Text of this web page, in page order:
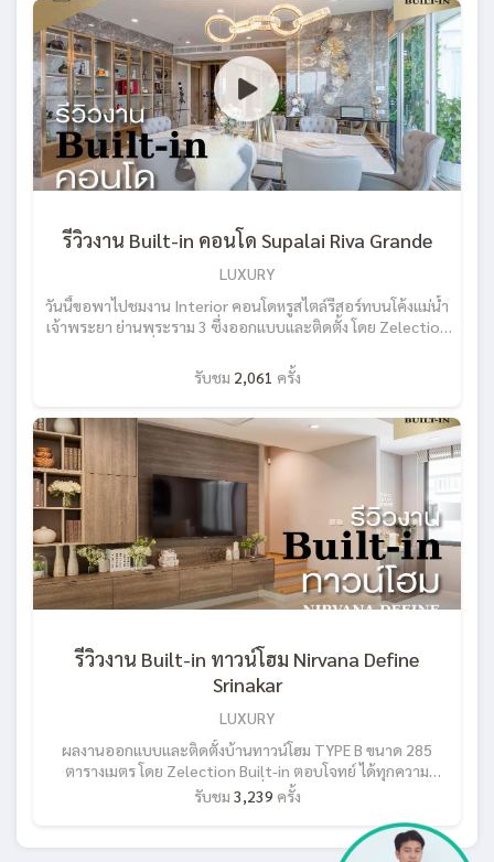
เดรสชุดยาว ตู้เก็บของ, ราวแขวนเสื้อ, ลิ้นชัก, ถาดใส่เครื่องประดับ,
ตู้เก็บรองเท้าและกระเป๋า ซึ่งคุณสามารถเลือกออกแบบให้เหมาะกับ
การใช้งานของคุณได้เป็นอย่างดี Zelection Built-in เป็นแบรนด์
"เฟอร์นิเจอร์ Built-in" นวัตกรรมดีไซน์ล่าสุด พร้อมดูแลงานบิลท์
อินสำหรับทุกห้องสวยของคุณให้เสร็จเร็วทันใจ (เร็วกว่าครึ่งเมื่อ
เทียบกับการทำงานบิลท์อินรูปแบบเดิมๆ) หน้างานสะอาดหมด
ปัญหาฝุ่น และได้งานบิลท์อินสวยโดดเด่นกว่าใคร ด้วยวัสดุนำเข้า
จากต่างประเทศ ถ้าคิดจะแต่งบ้านหรือกำลังหาช่างทำบิลท์อินแบบ
มืออาชีพอยู่ล่ะก็ โทร 088-554-0725 หรือแวะไป Zelection
subscribe ช่องยูทูปของ Zelection Built-in จะได้ไม่พลาดกับ
https://youtube.com/channel/UCfqMi5_A2L2IdAVpZFfbcXA
รีวิวงาน Built-in คอนโด Supalai Riva Grande
LUXURY
วันนี้ขอพาไปชมงาน Interior คอนโดหรูสไตล์รีสอร์ทบนโค้งแม่น้ำ
เจ้าพระยา ย่านพระราม 3 ซึ่งออกแบบและติดตั้ง โดย Zelection
Modern Luxury รับรองจะได้ไอเดียดีๆ กลับไปแน่นอนครับ คอน
โดแห่งนี้ตกแต่งในสไตล์ Modern Luxury จากความชื่นชอบของ
เข้าไปออกแบบและติดตั้ง โดยเน้นวัสดุที่ให้ความหรูหรา ซึ่งใช้วัสดุ
ลายหินแทนการติด Wallpaper รวมไปถึงเฟอร์นิเจอร์ต่างๆ และ
ผสานกับความวาวของโลหะ เติมเต็มความหรูหราได้อย่างลงตัว มี
พื้นที่ห้องขนาด 283 ตร.ม. ในห้องแรกนี้ เริ่มตั้งแต่ โถงทางเข้า กรุ
ด้วยวัสดุลายหิน ทำกรอบล้อมรอบและซ่อนไฟ LED สร้างความสวย
สะดุดตา ทำให้โซนนี้ดูสว่างไม่ทึบตัน เพื่อเข้ามาพบกับความหรูหรา
สร้างความประทับใจตั้งแต่ก้าวแรก ให้กับแขกผู้มาเยือน เมื่อเข้ามา
ด้านในจะเป็นฟังก์ชั่นของ โซนรับประทานอาหาร จัดวางตำแหน่ง
โต๊ะให้ Take View ริมหน้าต่างได้อย่างเต็มที่ ผนังทั้งหมดยังคงกรุ
ใช้งานของเจ้าของห้องซึ่งมีของสะสมเยอะ จะได้จัดเก็บของให้ดู
เรียบร้อยสวยงาม โดยออกแบบตู้นี้ด้วยวัสดุลายหินสีดำ เพื่อให้ตัด
เดิมตรงกลางเป็นเสาโครงสร้างของอาคารที่อยู่กลางห้อง
Zelection Interior ได้ออกแบบแก้ปัญหาในจุดนี้ด้วยการ Built-in
กรุลายหินรอบเสา เพื่อเพิ่มความสวยงามและเป็นสัดส่วนในการใช้
งาน แบ่งกั้นเป็นโซน Counter Bar ให้กลายเป็นมุมสุดเก๋ให้กับห้อง
ด้านในสุดเป็นฟังก์ชั่นของ ห้องนั่งเล่น ซึ่งมีจุดเด่นอยู่ที่ ผนังตกแต่ง
ด้านหลังที่มีการกรุด้วยวัสดุลายหินและทำการต่อลายแบบ
รับชม 2,061 ครั้ง
รีวิวงาน Built-in ทาวน์โฮม Nirvana Define
Srinakar
LUXURY
ผลงานออกแบบและติดตั้งบ้านทาวน์โฮม TYPE B ขนาด 285
ตารางเมตร โดย Zelection Built-in ตอบโจทย์ ได้ทุกความ
ต้องการของคุณลูกค้า ครบ จบ ในที่เดียว! จากโจทย์ของคุณลูกค้า
งานจริง อยากใช้พื้นที่ในบ้านใช้เวลาอยู่ร่วมกันทำกิจกรรมต่างๆ ใน
วันหยุดพักผ่อน เช่น ห้องนั่งเล่นที่มีขนาดใหญ่ให้ทุกคนได้รวมตัว
รับชม 3,239 ครั้ง